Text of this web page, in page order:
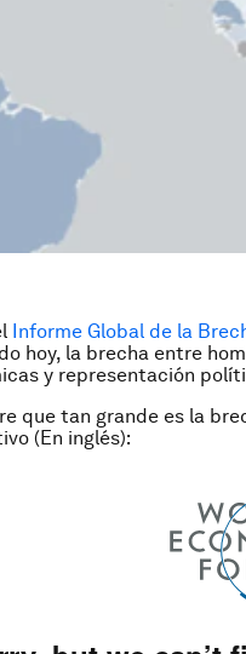
Informe Global de la
hoy, la brecha entre
y representación
que tan grande es la
(En inglés):